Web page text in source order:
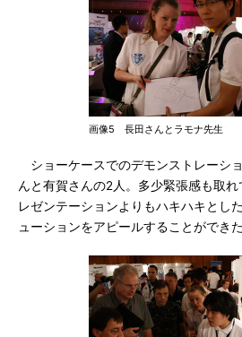
画像5 長田さんとラモナ先生
ショーケースでのデモンストレーシ
んと有賀さんの2人。多少緊張感も取
レゼンテーションよりもハキハキとし
ューションをアピールすることができた